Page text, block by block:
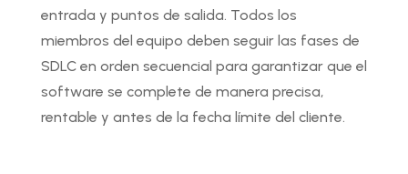
entrada y puntos de salida. Todos los
miembros del equipo deben seguir las fases de
SDLC en orden secuencial para garantizar que el
software se complete de manera precisa,
rentable y antes de la fecha límite del cliente.